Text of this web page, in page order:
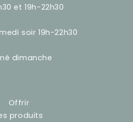
et 19h-22h30
soir 19h-22h30
dimanche
Offrir
produits